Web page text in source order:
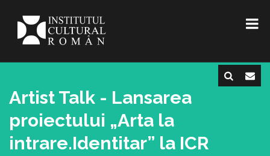
Artist Talk - Lansarea
proiectului „Arta la
intrare.Identitar” la ICR